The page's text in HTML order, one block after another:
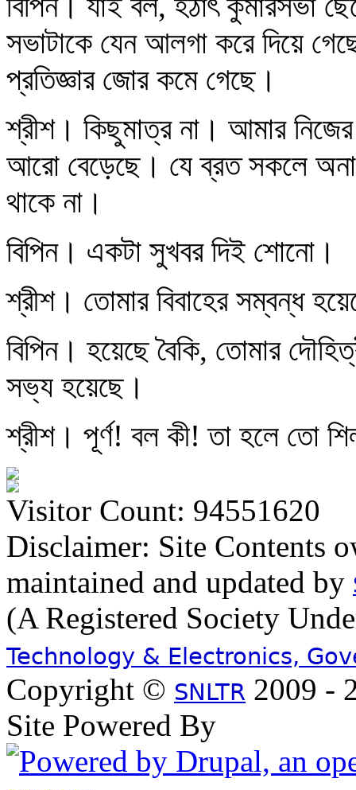
সভাটাকে যেন আলগা করে দিয়ে
প্রতিজ্ঞার জোর কমে গেছে।
শ্রীশ। কিছুমাত্র না। আমার
আরো বেড়েছে। যে ব্রত সকলে
থাকে না।
বিপিন। একটা সুখবর দিই শোনো।
শ্রীশ। তোমার বিবাহের সম্বন্ধ
বিপিন। হয়েছে বৈকি, তোমার
সভ্য হয়েছে।
শ্রীশ। পূর্ণ! বল কী! তা হলে তো
Visitor Count: 94551620
Disclaimer: Site Contents
maintained and updated by
(A Registered Society
Technology & Electronics,
Copyright © SNLTR 2009 -
Site Powered By